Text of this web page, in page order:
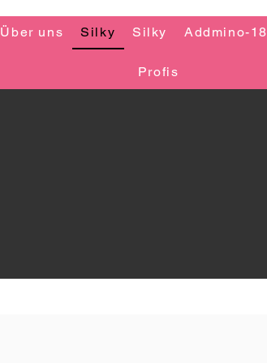
Über uns Silky Silky Addmino-18
Profis